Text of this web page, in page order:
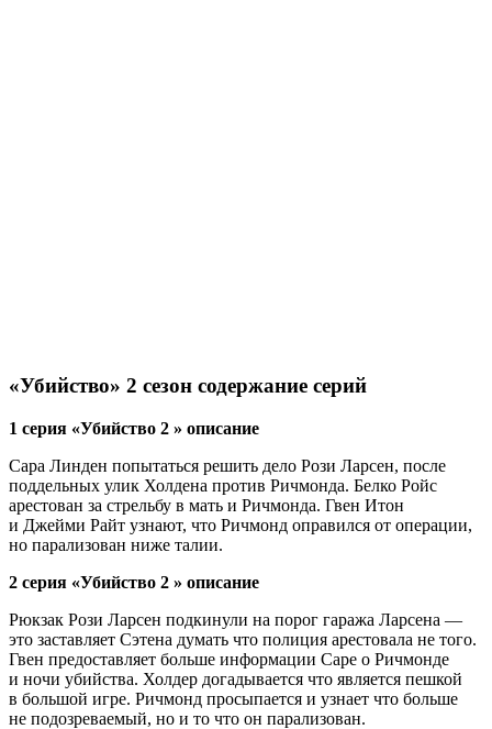
«Убийство» 2 сезон содержание серий
1 серия «Убийство 2 » описание
Сара Линден попытаться решить дело Рози Ларсен, после
поддельных улик Холдена против Ричмонда. Белко Ройс
арестован за стрельбу в мать и Ричмонда. Гвен Итон
и Джейми Райт узнают, что Ричмонд оправился от операции,
но парализован ниже талии.
2 серия «Убийство 2 » описание
Рюкзак Рози Ларсен подкинули на порог гаража Ларсена —
это заставляет Сэтена думать что полиция арестовала не того.
Гвен предоставляет больше информации Саре о Ричмонде
и ночи убийства. Холдер догадывается что является пешкой
в большой игре. Ричмонд просыпается и узнает что больше
не подозреваемый, но и то что он парализован.